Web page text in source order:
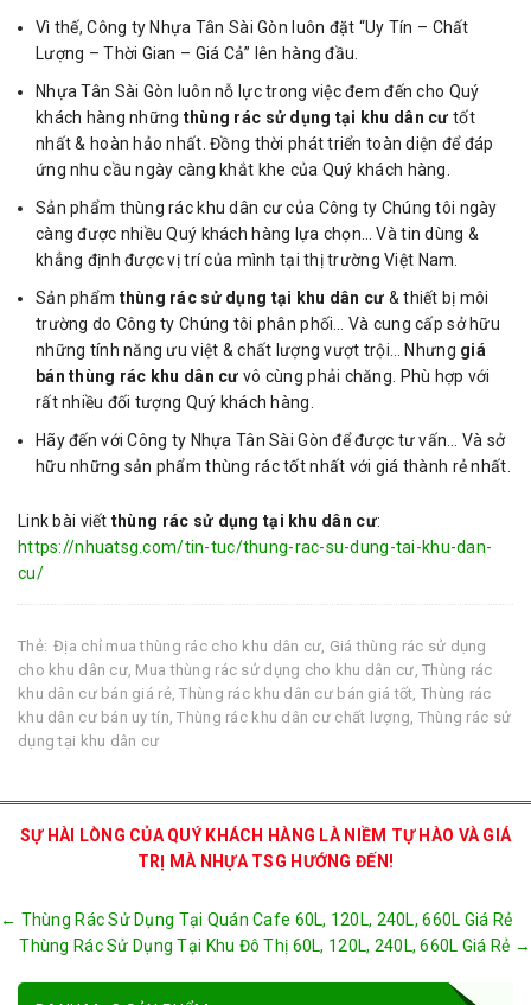
Vì thế, Công ty Nhựa Tân Sài Gòn luôn đặt “Uy Tín – Chất
Lượng – Thời Gian – Giá Cả” lên hàng đầu.
Nhựa Tân Sài Gòn luôn nỗ lực trong việc đem đến cho Quý
khách hàng những thùng rác sử dụng tại khu dân cư tốt
nhất & hoàn hảo nhất. Đồng thời phát triển toàn diện để đáp
ứng nhu cầu ngày càng khắt khe của Quý khách hàng.
Sản phẩm thùng rác khu dân cư của Công ty Chúng tôi ngày
càng được nhiều Quý khách hàng lựa chọn… Và tin dùng &
khẳng định được vị trí của mình tại thị trường Việt Nam.
Sản phẩm thùng rác sử dụng tại khu dân cư & thiết bị môi
trường do Công ty Chúng tôi phân phối… Và cung cấp sở hữu
những tính năng ưu việt & chất lượng vượt trội… Nhưng giá
bán thùng rác khu dân cư vô cùng phải chăng. Phù hợp với
rất nhiều đối tượng Quý khách hàng.
Hãy đến với Công ty Nhựa Tân Sài Gòn để được tư vấn… Và sở
hữu những sản phẩm thùng rác tốt nhất với giá thành rẻ nhất.
Link bài viết thùng rác sử dụng tại khu dân cư:
https://nhuatsg.com/tin-tuc/thung-rac-su-dung-tai-khu-dan-
cu/
Thẻ: Địa chỉ mua thùng rác cho khu dân cư, Giá thùng rác sử dụng
cho khu dân cư, Mua thùng rác sử dụng cho khu dân cư,Thùng rác
khu dân cư bán giá rẻ,Thùng rác khu dân cư bán giá tốt, Thùng rác
khu dân cư bán uy tín,Thùng rác khu dân cư chất lượng, Thùng rác sử
dụng tại khu dân cư
SỰ HÀI LÒNG CỦA QUÝ KHÁCH HÀNG LÀ NIỀM TỰ HÀO VÀ GIÁ
TRỊ MÀ NHỰA TSG HƯỚNG ĐẾN!
Post
navigation
← Thùng Rác Sử Dụng Tại Quán Cafe 60L, 120L, 240L, 660L Giá Rẻ
Thùng Rác Sử Dụng Tại Khu Đô Thị 60L, 120L, 240L, 660L Giá Rẻ →